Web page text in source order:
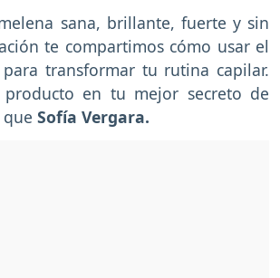
sana, brillante, fuerte y sin
te compartimos cómo usar el
transformar tu rutina capilar.
producto en tu mejor secreto de
Sofía Vergara.